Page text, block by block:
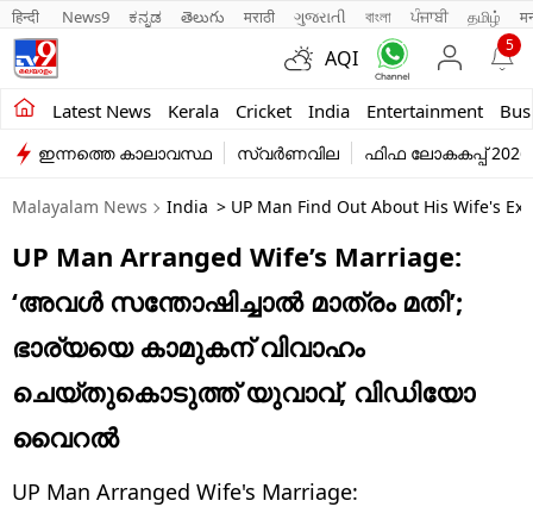
हिन्दी News9 ಕನ್ನಡ తెలుగు मराठी ગુજરાતી বাংলা ਪੰਜਾਬੀ தமிழ்
AQI
5
Latest News Kerala Cricket India Entertainment
Kerala
India
Entertainment
Business
Education
Sports
Lifestyle
world
ഇന്നത്തെ കാലാവസ്ഥ സ്വർണവില ഫിഫ ലോകകപ്പ് 2026
Malayalam News India > UP Man Find Out About His Wife's
UP Man Arranged Wife’s Marriage:
‘അവൾ സന്തോഷിച്ചാൽ മാത്രം മതി’;
ഭാര്യയെ കാമുകന് വിവാഹം
ചെയ്തുകൊടുത്ത് യുവാവ്, വിഡിയോ
വൈറൽ
UP Man Arranged Wife's Marriage: